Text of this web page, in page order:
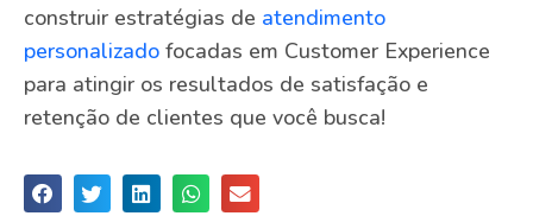
construir estratégias de atendimento
personalizado focadas em Customer Experience
para atingir os resultados de satisfação e
retenção de clientes que você busca!